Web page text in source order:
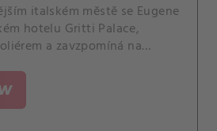
italském městě se Eugene
hotelu Gritti Palace,
a zavzpomíná na